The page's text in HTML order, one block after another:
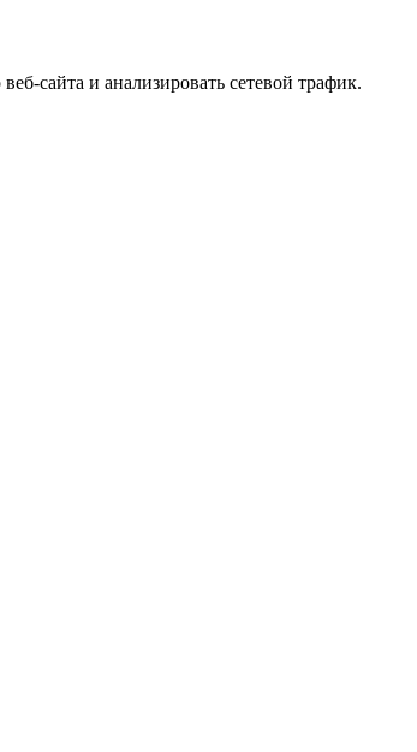
сайта и анализировать сетевой трафик.